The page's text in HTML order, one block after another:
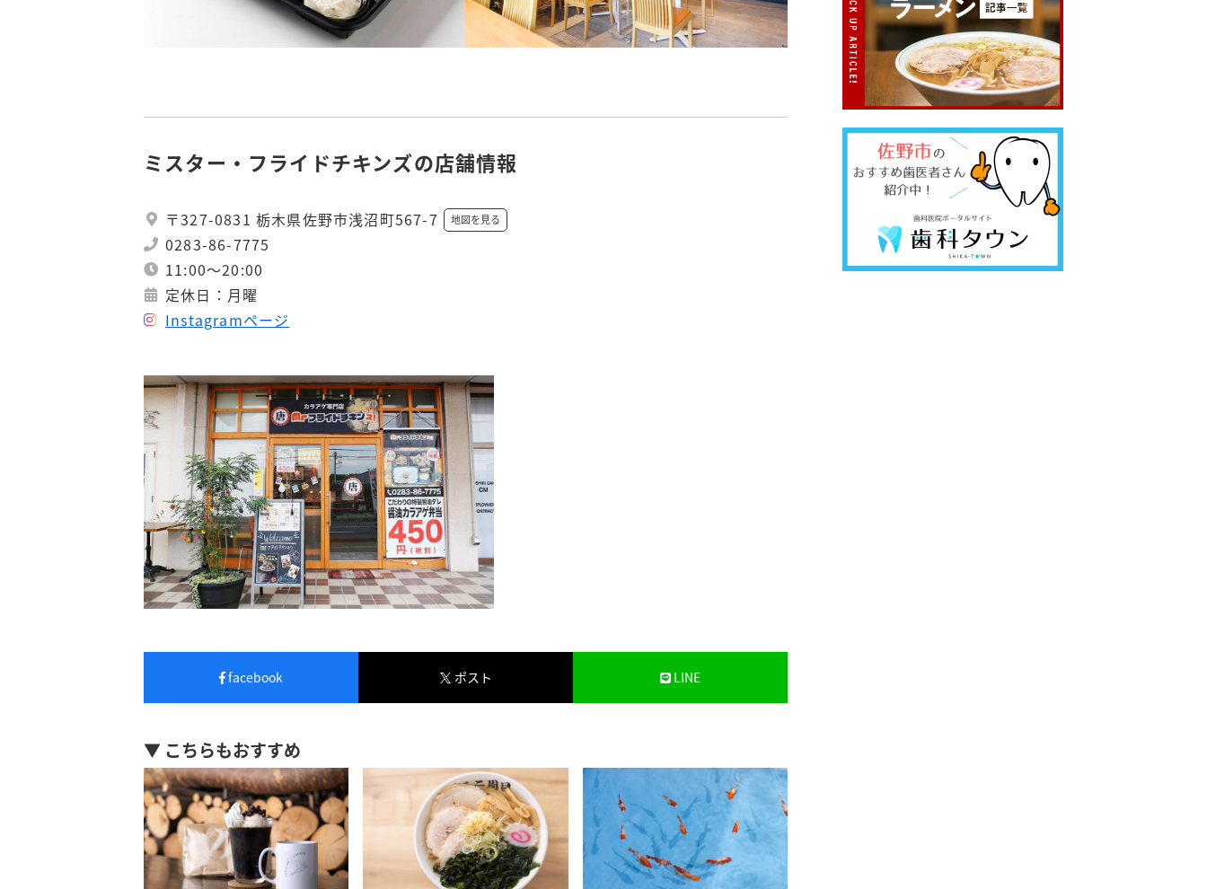
ミスター・フライドチキンズの店舗情報
〒327-0831 栃木県佐野市浅沼町567-7 地図を見る
0283-86-7775
11:00～20:00
定休日：月曜
Instagramページ
facebook ポスト LINE
▼ こちらもおすすめ